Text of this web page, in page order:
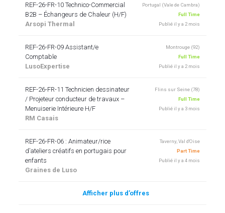
REF-26-FR-10 Technico-Commercial
B2B – Échangeurs de Chaleur (H/F)
Arsopi Thermal
Portugal (Vale de Cambra)
Full Time
Publié il y a 2 mois
REF-26-FR-09 Assistant/e
Comptable
LusoExpertise
Montrouge (92)
Full Time
Publié il y a 2 mois
REF-26-FR-11 Technicien dessinateur
/ Projeteur conducteur de travaux –
Menuiserie Intérieure H/F
RM Casais
Flins sur Seine (78)
Full Time
Publié il y a 3 mois
REF-26-FR-06 : Animateur/rice
d’ateliers créatifs en portugais pour
enfants
Graines de Luso
Taverny, Val d'Oise
Part Time
Publié il y a 4 mois
Afficher plus d’offres